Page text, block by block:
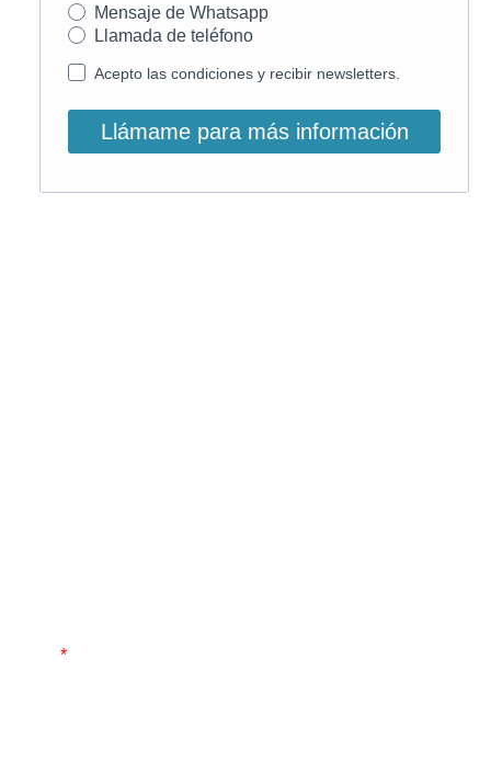
Mensaje de Whatsapp
Llamada de teléfono
Acepto las condiciones y recibir newsletters.
Llámame para más información
*Hacemos un trato totalmente respetuoso de tus